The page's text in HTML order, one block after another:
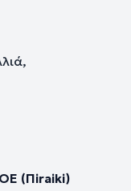
(Πiraiki)